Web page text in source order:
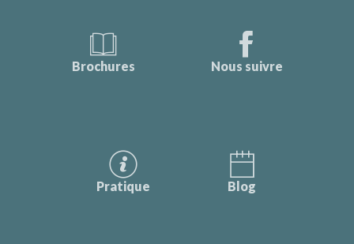
Brochures Nous suivre
Pratique Blog